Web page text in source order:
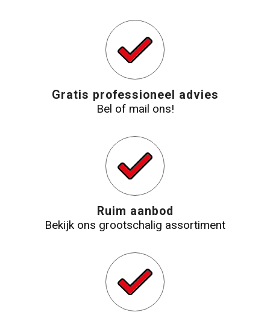
Gratis professioneel advies
Bel of mail ons!
Ruim aanbod
Bekijk ons grootschalig assortiment